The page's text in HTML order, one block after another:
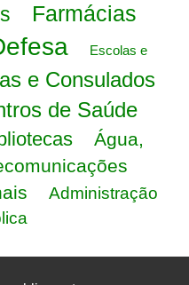
Farmácias
Escolas e
e Consulados
de Saúde
Água,
Administração